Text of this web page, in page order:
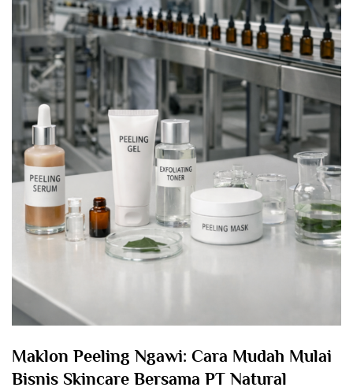
Maklon Peeling Ngawi: Cara Mudah Mulai
Bisnis Skincare Bersama PT Natural